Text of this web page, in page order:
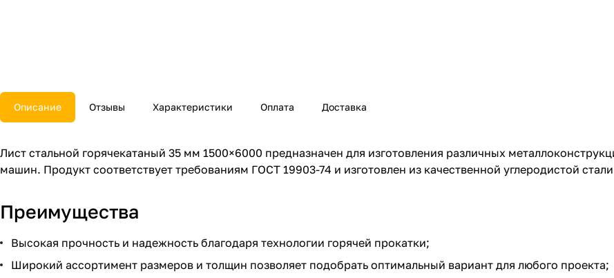
Описание Отзывы Характеристики Оплата Доставка
Лист стальной горячекатаный 35 мм 1500×6000 предназначен для изготовления различных
машин. Продукт соответствует требованиям ГОСТ 19903-74 и изготовлен из качественной углеродистой
Преимущества
Высокая прочность и надежность благодаря технологии горячей прокатки;
Широкий ассортимент размеров и толщин позволяет подобрать оптимальный вариант для любого проекта;